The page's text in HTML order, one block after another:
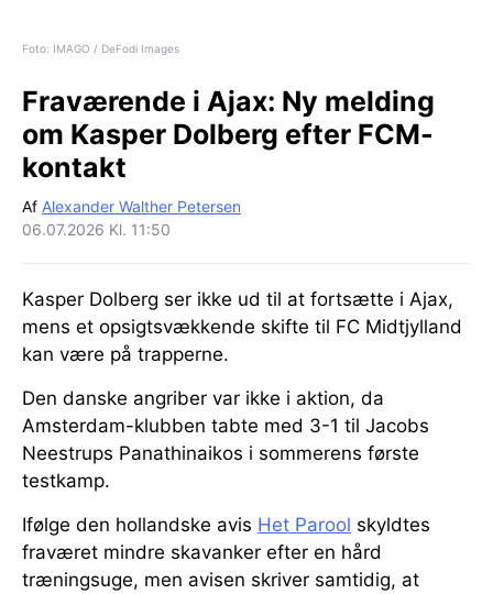
Foto: IMAGO / DeFodi Images
Fraværende i Ajax: Ny melding
om Kasper Dolberg efter FCM-
kontakt
Af Alexander Walther Petersen
06.07.2026 Kl. 11:50
Kasper Dolberg ser ikke ud til at fortsætte i Ajax,
mens et opsigtsvækkende skifte til FC Midtjylland
kan være på trapperne.
Den danske angriber var ikke i aktion, da
Amsterdam-klubben tabte med 3-1 til Jacobs
Neestrups Panathinaikos i sommerens første
testkamp.
Ifølge den hollandske avis Het Parool skyldtes
fraværet mindre skavanker efter en hård
træningsuge, men avisen skriver samtidig, at